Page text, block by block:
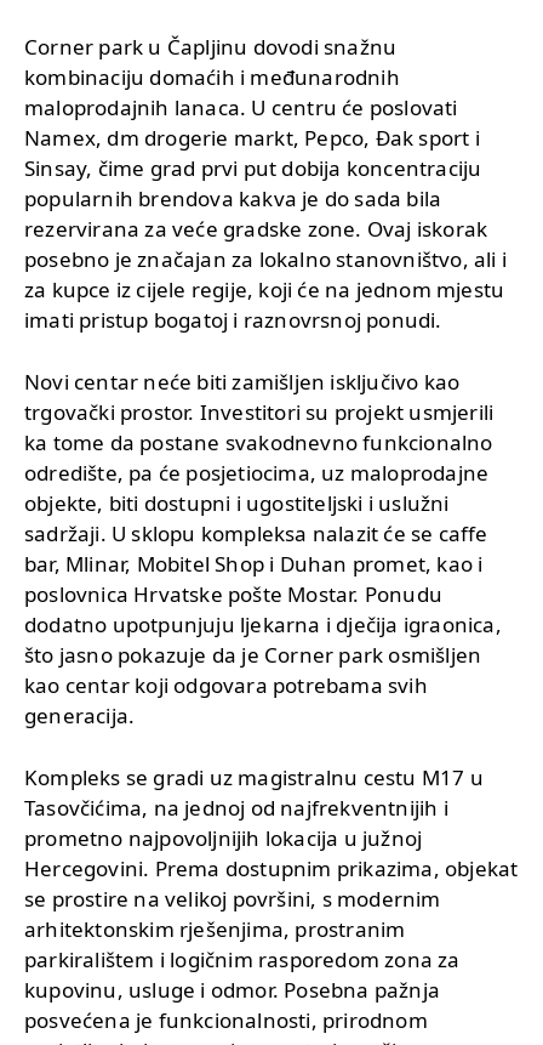
Corner park u Čapljinu dovodi snažnu
kombinaciju domaćih i međunarodnih
maloprodajnih lanaca. U centru će poslovati
Namex, dm drogerie markt, Pepco, Đak sport i
Sinsay, čime grad prvi put dobija koncentraciju
popularnih brendova kakva je do sada bila
rezervirana za veće gradske zone. Ovaj iskorak
posebno je značajan za lokalno stanovništvo, ali i
za kupce iz cijele regije, koji će na jednom mjestu
imati pristup bogatoj i raznovrsnoj ponudi.
Novi centar neće biti zamišljen isključivo kao
trgovački prostor. Investitori su projekt usmjerili
ka tome da postane svakodnevno funkcionalno
odredište, pa će posjetiocima, uz maloprodajne
objekte, biti dostupni i ugostiteljski i uslužni
sadržaji. U sklopu kompleksa nalazit će se caffe
bar, Mlinar, Mobitel Shop i Duhan promet, kao i
poslovnica Hrvatske pošte Mostar. Ponudu
dodatno upotpunjuju ljekarna i dječija igraonica,
što jasno pokazuje da je Corner park osmišljen
kao centar koji odgovara potrebama svih
generacija.
Kompleks se gradi uz magistralnu cestu M17 u
Tasovčićima, na jednoj od najfrekventnijih i
prometno najpovoljnijih lokacija u južnoj
Hercegovini. Prema dostupnim prikazima, objekat
se prostire na velikoj površini, s modernim
arhitektonskim rješenjima, prostranim
parkiralištem i logičnim rasporedom zona za
kupovinu, usluge i odmor. Posebna pažnja
posvećena je funkcionalnosti, prirodnom